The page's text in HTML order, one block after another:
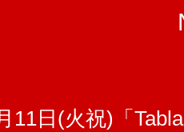
11日(火祝)「